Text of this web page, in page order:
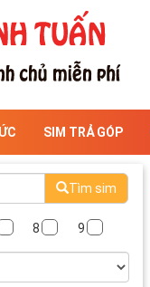
SIM TRẢ GÓP
Tìm sim
8 9